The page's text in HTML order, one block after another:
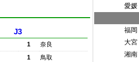
J3
1
奈良
1
鳥取
愛媛
福岡
大宮
湘南